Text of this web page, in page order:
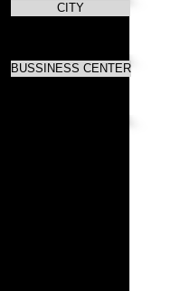
CITY
BUSSINESS CENTER